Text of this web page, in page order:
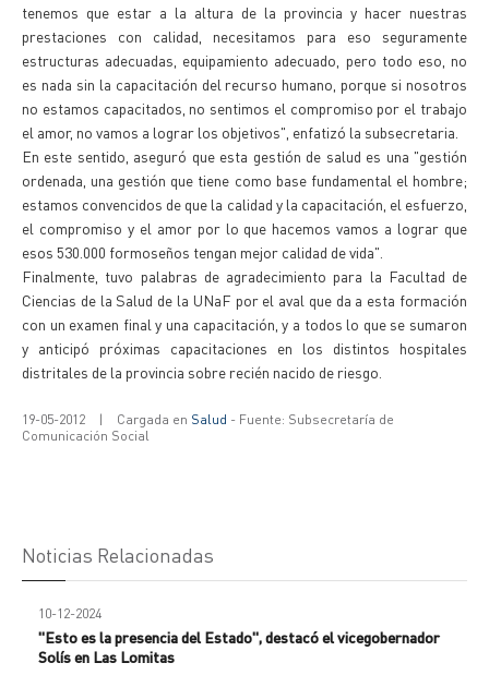
tenemos que estar a la altura de la provincia y hacer nuestras
prestaciones con calidad, necesitamos para eso seguramente
estructuras adecuadas, equipamiento adecuado, pero todo eso, no
es nada sin la capacitación del recurso humano, porque si nosotros
no estamos capacitados, no sentimos el compromiso por el trabajo
el amor, no vamos a lograr los objetivos", enfatizó la subsecretaria.
En este sentido, aseguró que esta gestión de salud es una "gestión
ordenada, una gestión que tiene como base fundamental el hombre;
estamos convencidos de que la calidad y la capacitación, el esfuerzo,
el compromiso y el amor por lo que hacemos vamos a lograr que
esos 530.000 formoseños tengan mejor calidad de vida".
Finalmente, tuvo palabras de agradecimiento para la Facultad de
Ciencias de la Salud de la UNaF por el aval que da a esta formación
con un examen final y una capacitación, y a todos lo que se sumaron
y anticipó próximas capacitaciones en los distintos hospitales
distritales de la provincia sobre recién nacido de riesgo.
19-05-2012 | Cargada en Salud - Fuente: Subsecretaría de
Comunicación Social
Noticias Relacionadas
10-12-2024
"Esto es la presencia del Estado", destacó el vicegobernador
Solís en Las Lomitas